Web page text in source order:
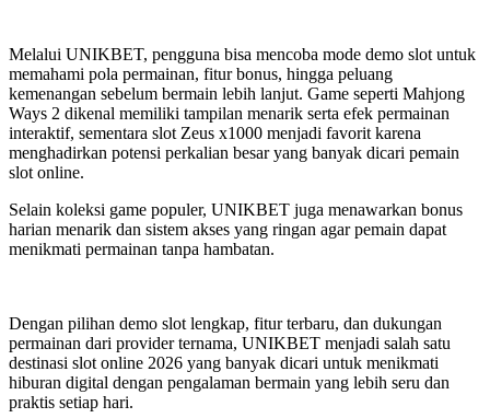
Melalui UNIKBET, pengguna bisa mencoba mode demo slot untuk
memahami pola permainan, fitur bonus, hingga peluang
kemenangan sebelum bermain lebih lanjut. Game seperti Mahjong
Ways 2 dikenal memiliki tampilan menarik serta efek permainan
interaktif, sementara slot Zeus x1000 menjadi favorit karena
menghadirkan potensi perkalian besar yang banyak dicari pemain
slot online.
Selain koleksi game populer, UNIKBET juga menawarkan bonus
harian menarik dan sistem akses yang ringan agar pemain dapat
menikmati permainan tanpa hambatan.
Dengan pilihan demo slot lengkap, fitur terbaru, dan dukungan
permainan dari provider ternama, UNIKBET menjadi salah satu
destinasi slot online 2026 yang banyak dicari untuk menikmati
hiburan digital dengan pengalaman bermain yang lebih seru dan
praktis setiap hari.